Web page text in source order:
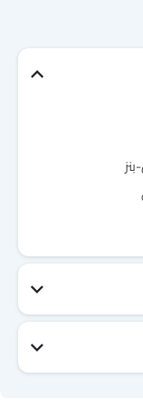
I have read and